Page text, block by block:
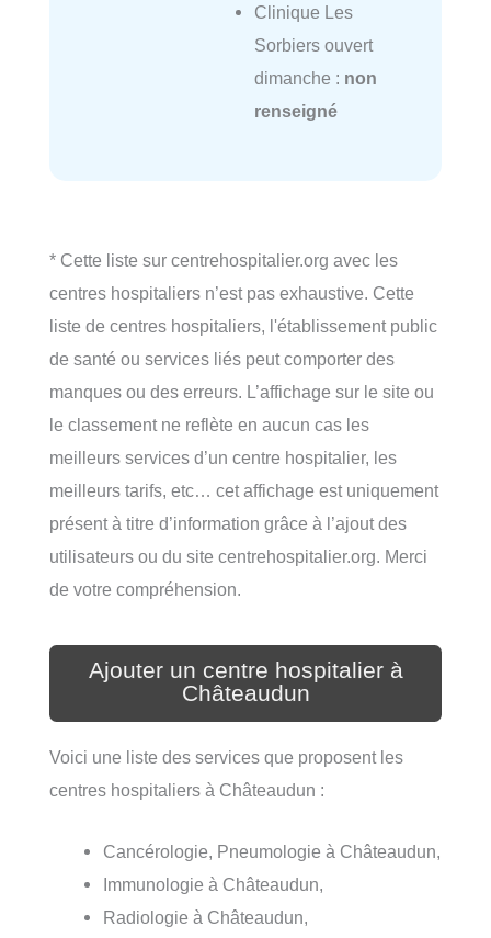
Clinique Les
Sorbiers ouvert
dimanche : non
renseigné
* Cette liste sur centrehospitalier.org avec les
centres hospitaliers n’est pas exhaustive. Cette
liste de centres hospitaliers, l'établissement public
de santé ou services liés peut comporter des
manques ou des erreurs. L’affichage sur le site ou
le classement ne reflète en aucun cas les
meilleurs services d’un centre hospitalier, les
meilleurs tarifs, etc… cet affichage est uniquement
présent à titre d’information grâce à l’ajout des
utilisateurs ou du site centrehospitalier.org. Merci
de votre compréhension.
Ajouter un centre hospitalier à
Châteaudun
Voici une liste des services que proposent les
centres hospitaliers à Châteaudun :
Cancérologie, Pneumologie à Châteaudun,
Immunologie à Châteaudun,
Radiologie à Châteaudun,